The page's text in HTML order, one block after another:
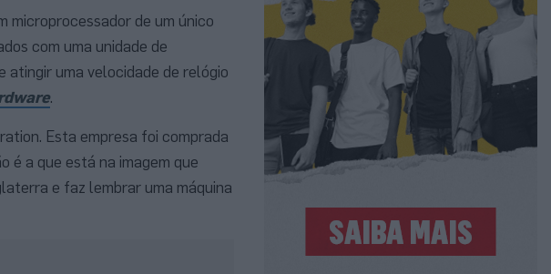
microprocessador de um único
com uma unidade de
atingir uma velocidade de relógio
.
Esta empresa foi comprada
é a que está na imagem que
e faz lembrar uma máquina